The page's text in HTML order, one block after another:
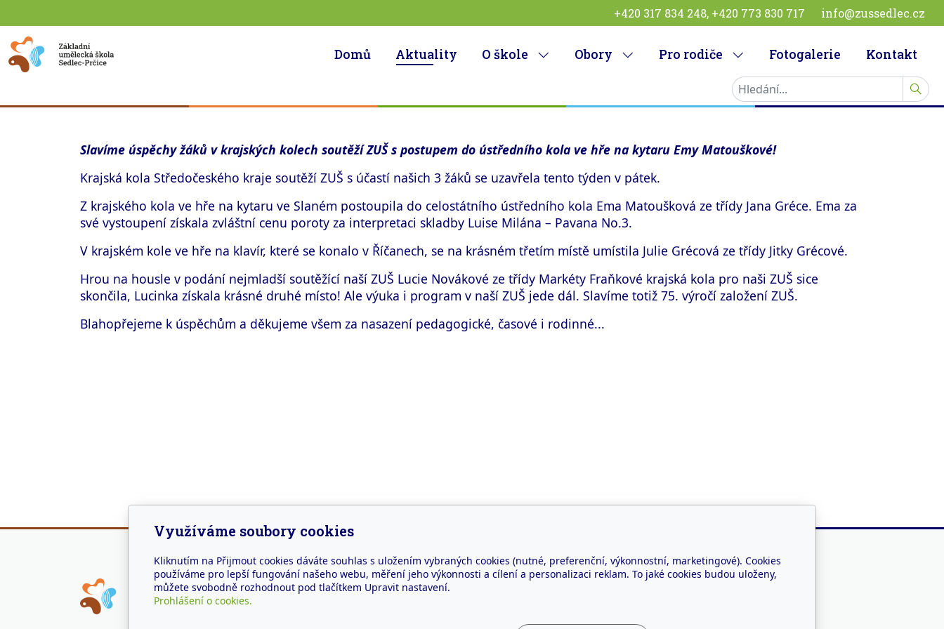
+420 317 834 248, +420 773 830 717 info@zussedlec.cz
Domů Aktuality O škole Obory Pro rodiče Fotogalerie Kontakt
Slavíme úspěchy žáků v krajských kolech soutěží ZUŠ s postupem do ústředního kola ve hře na kytaru Emy Matouškové!
Krajská kola Středočeského kraje soutěží ZUŠ s účastí našich 3 žáků se uzavřela tento týden v pátek.
Z krajského kola ve hře na kytaru ve Slaném postoupila do celostátního ústředního kola Ema Matoušková ze třídy Jana Gréce. Ema za
své vystoupení získala zvláštní cenu poroty za interpretaci skladby Luise Milána – Pavana No.3.
V krajském kole ve hře na klavír, které se konalo v Říčanech, se na krásném třetím místě umístila Julie Grécová ze třídy Jitky Grécové.
Hrou na housle v podání nejmladší soutěžící naší ZUŠ Lucie Novákové ze třídy Markéty Fraňkové krajská kola pro naši ZUŠ sice
skončila, Lucinka získala krásné druhé místo! Ale výuka i program v naší ZUŠ jede dál. Slavíme totiž 75. výročí založení ZUŠ.
Blahopřejeme k úspěchům a děkujeme všem za nasazení pedagogické, časové i rodinné...
Adresa Kontakt Jsme i na sítích
Využíváme soubory cookies
Kliknutím na Přijmout cookies dáváte souhlas s uložením vybraných cookies (nutné, preferenční, výkonnostní, marketingové). Cookies
používáme pro lepší fungování našeho webu, měření jeho výkonnosti a cílení a personalizaci reklam. To jaké cookies budou uloženy,
můžete svobodně rozhodnout pod tlačítkem Upravit nastavení.
Prohlášení o cookies.